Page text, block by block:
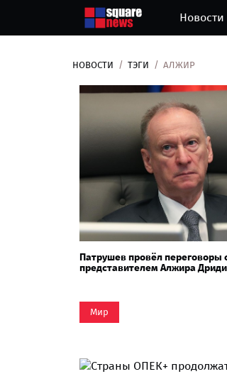
Новости
НОВОСТИ ТЭГИ АЛЖИР
Патрушев провёл переговоры
представителем Алжира Дриди
Мир